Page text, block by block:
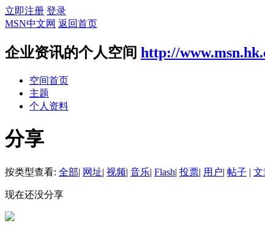
立即注册 登录
MSN中文网 返回首页
企业资讯的个人空间 http://
空间首页
主题
个人资料
分享
按类型查看: 全部| 网址| 视频| 音乐| Flash| 投票| 用户| 帖子 | 文
现在还没分享